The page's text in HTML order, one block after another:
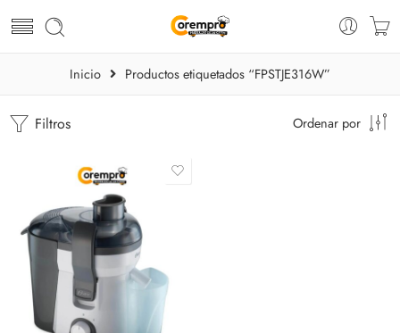
Inicio Productos etiquetados “FPSTJE316W”
Filtros Ordenar por